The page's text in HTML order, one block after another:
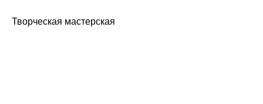
Творческая мастерская